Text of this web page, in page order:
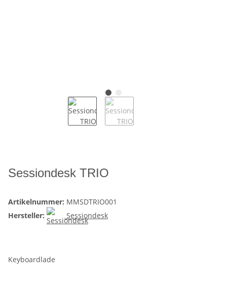
Sessiondesk TRIO
Artikelnummer: MMSDTRIO001
Hersteller:
Sessiondesk
Keyboardlade